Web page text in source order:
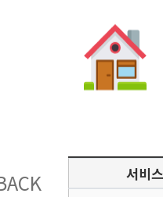
서비